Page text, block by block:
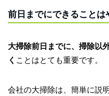
前日までにできることは
大掃除前日までに、掃除以
く ことはとても重要です。
会社の大掃除は、簡単に説